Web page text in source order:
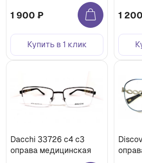
1 900 ₽
Купить в 1 клик
1
Dacchi 33726 с4 с3
оправа медицинская